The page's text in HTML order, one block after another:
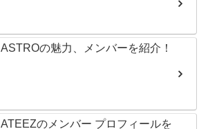
ASTROの魅力、メンバーを紹介！
ATEEZのメンバー プロフィールを